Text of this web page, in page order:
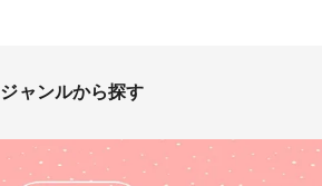
ジャンルから探す